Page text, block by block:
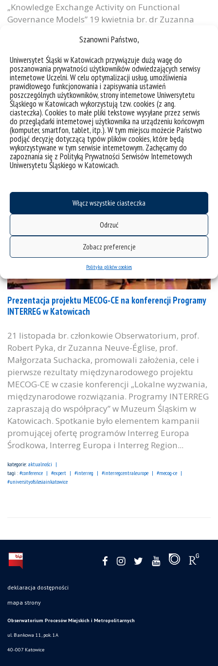
Szanowni Państwo,
Uniwersytet Śląski w Katowicach przywiązuje dużą wagę do
poszanowania prywatności użytkowników odwiedzających serwisy
internetowe Uczelni. W celu optymalizacji usług, umożliwienia
prawidłowego funkcjonowania i zapisywania ustawień
poszczególnych użytkowników, strony internetowe Uniwersytetu
Śląskiego w Katowicach wykorzystują tzw. cookies (z ang.
ciasteczka). Cookies to małe pliki tekstowe wysyłane przez serwis
do przeglądarki internetowej użytkownika na urządzeniu końcowym
(komputer, smartfon, tablet, itp.). W tym miejscu możecie Państwo
podjąć decyzję dotyczącą typów plików cookies, które będą
wykorzystywane w tym serwisie internetowym. Zachęcamy do
zapoznania się z Polityką Prywatności Serwisów Internetowych
Uniwersytetu Śląskiego w Katowicach.
Włącz wszystkie ciasteczka
Odrzuć
Zobacz preferencje
Polityka plików cookies
„Knowledge Exchange Activity on Functional
Governance Models” 19 kwietnia br. dr Zuzanna
prac zespołu Uniwersytetu Śląskiego (dr hab. Robert
Pyka, prof. UŚ, dr hab. Krzysztof Bierwiaczonek, prof.
UŚ, dr hab. Małgorzata Suchacka, prof. UŚ, dr
Zuzanna Neuve-Église) w ramach projektu
europejskiego MECOG-CE „Strenghtening
metropolitan cooperation...
kategorie:aktualności
tagi :#bankświatowy #dobrepraktyki #europaśrodkowa #interreg
#mecog-ce
#metropolia
Prezentacja projektu MECOG-CE na konferencji Programy
INTERREG w Katowicach
21 listopada br. członkowie Obserwatorium, prof.
Robert Pyka, dr Zuzanna Neuve-Église, prof.
Małgorzata Suchacka, promowali założenia, cele i
pierwsze rezultaty międzynarodowego projektu
MECOG-CE w czasie konferencji „Lokalne wyzwania,
międzynarodowe rozwiązania. Programy INTERREG
zapraszają do współpracy” w Muzeum Śląskim w
Katowicach. Spotkanie było elementem kampanii
promującej ofertę programów Interreg Europa
Środkowa, Interreg Europa i Interreg Region...
kategorie: aktualności
tagi : #conference #expert #interreg #interregcentraleurope
#mecog-ce
#universityofsilesiainkatowice
deklaracja dostępności
mapa strony
Obserwatorium Procesów Miejskich i Metropolitarnych
ul. Bankowa 11, pok. 1A
40-007 Katowice